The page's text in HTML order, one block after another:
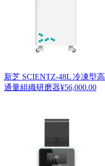
新芝 SCIENTZ-48L 冷凍型高
通量組織研磨器¥56,000.00